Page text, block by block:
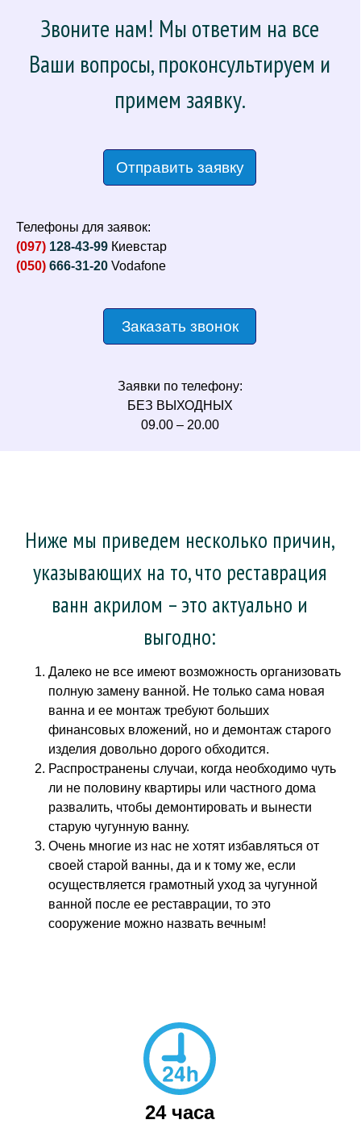
Звоните нам! Мы ответим на все
Ваши вопросы, проконсультируем и
примем заявку.
Отправить заявку
Телефоны для заявок:
(097) 128-43-99 Киевстар
(050) 666-31-20 Vodafone
Заказать звонок
Заявки по телефону:
БЕЗ ВЫХОДНЫХ
09.00 – 20.00
Ниже мы приведем несколько причин,
указывающих на то, что реставрация
ванн акрилом – это актуально и
выгодно:
Далеко не все имеют возможность организовать
полную замену ванной. Не только сама новая
ванна и ее монтаж требуют больших
финансовых вложений, но и демонтаж старого
изделия довольно дорого обходится.
Распространены случаи, когда необходимо чуть
ли не половину квартиры или частного дома
развалить, чтобы демонтировать и вынести
старую чугунную ванну.
Очень многие из нас не хотят избавляться от
своей старой ванны, да и к тому же, если
осуществляется грамотный уход за чугунной
ванной после ее реставрации, то это
сооружение можно назвать вечным!
24 часа